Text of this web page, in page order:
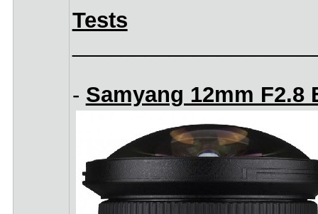
Tests
- Samyang 12mm F2.8